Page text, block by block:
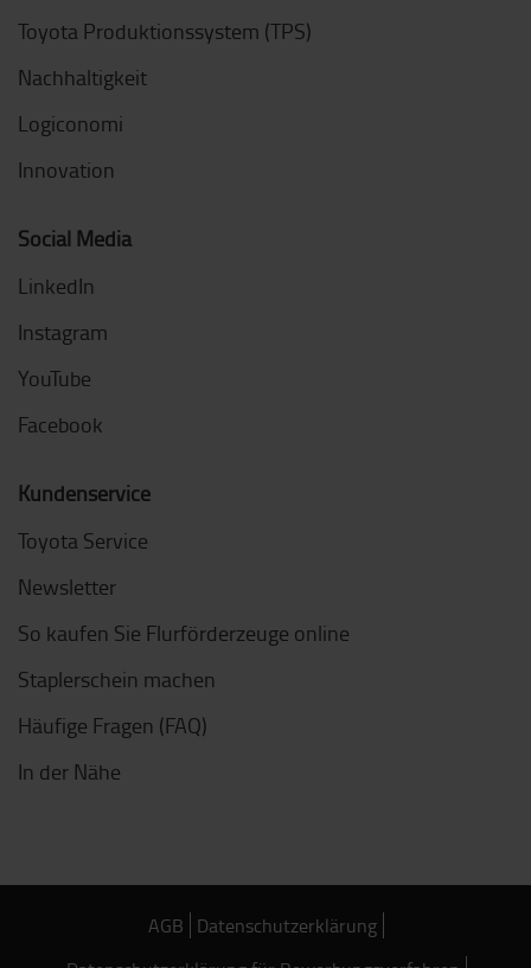
Toyota Produktionssystem (TPS)
Nachhaltigkeit
Logiconomi
Innovation
Social Media
LinkedIn
Instagram
YouTube
Facebook
Kundenservice
Toyota Service
Newsletter
So kaufen Sie Flurförderzeuge online
Staplerschein machen
Häufige Fragen (FAQ)
In der Nähe
AGB Datenschutzerklärung